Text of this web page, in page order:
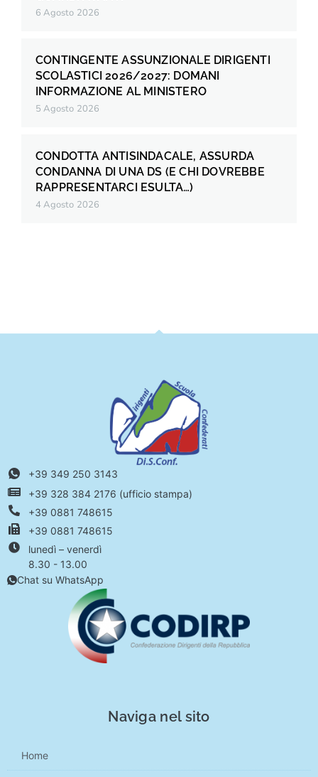
6 Agosto 2026
CONTINGENTE ASSUNZIONALE DIRIGENTI
SCOLASTICI 2026/2027: DOMANI
INFORMAZIONE AL MINISTERO
5 Agosto 2026
CONDOTTA ANTISINDACALE, ASSURDA
CONDANNA DI UNA DS (E CHI DOVREBBE
RAPPRESENTARCI ESULTA…)
4 Agosto 2026
+39 349 250 3143
+39 328 384 2176 (ufficio stampa)
+39 0881 748615
+39 0881 748615
lunedì – venerdì
8.30 - 13.00
Chat su WhatsApp
Naviga nel sito
Home